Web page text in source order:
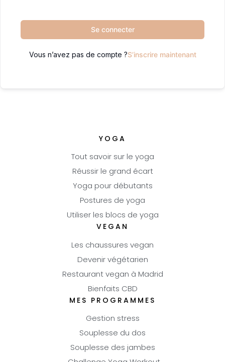
Se connecter
Vous n’avez pas de compte ?S’inscrire maintenant
YOGA
Tout savoir sur le yoga
Réussir le grand écart
Yoga pour débutants
Postures de yoga
Utiliser les blocs de yoga
VEGAN
Les chaussures vegan
Devenir végétarien
Restaurant vegan à Madrid
Bienfaits CBD
MES PROGRAMMES
Gestion stress
Souplesse du dos
Souplesse des jambes